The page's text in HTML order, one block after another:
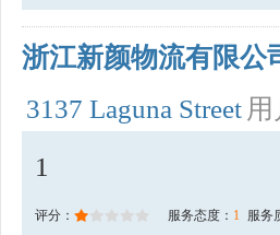
浙江新颜物流有限公
3137 Laguna Street
1
评分： 服务态度： 1 服务